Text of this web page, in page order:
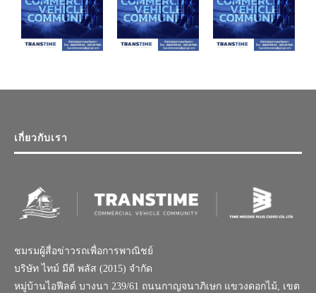
เกี่ยวกับเรา
ชมรมผู้สื่อข่าวรถเพื่อการพาณิชย์
บริษัท ไทม์ มีดี พลัส (2015) จำกัด
หมู่บ้านไอฟีลด์ บางนา 239/61 ถนนกาญจนาภิเษก แขวงดอกไม้, เขต